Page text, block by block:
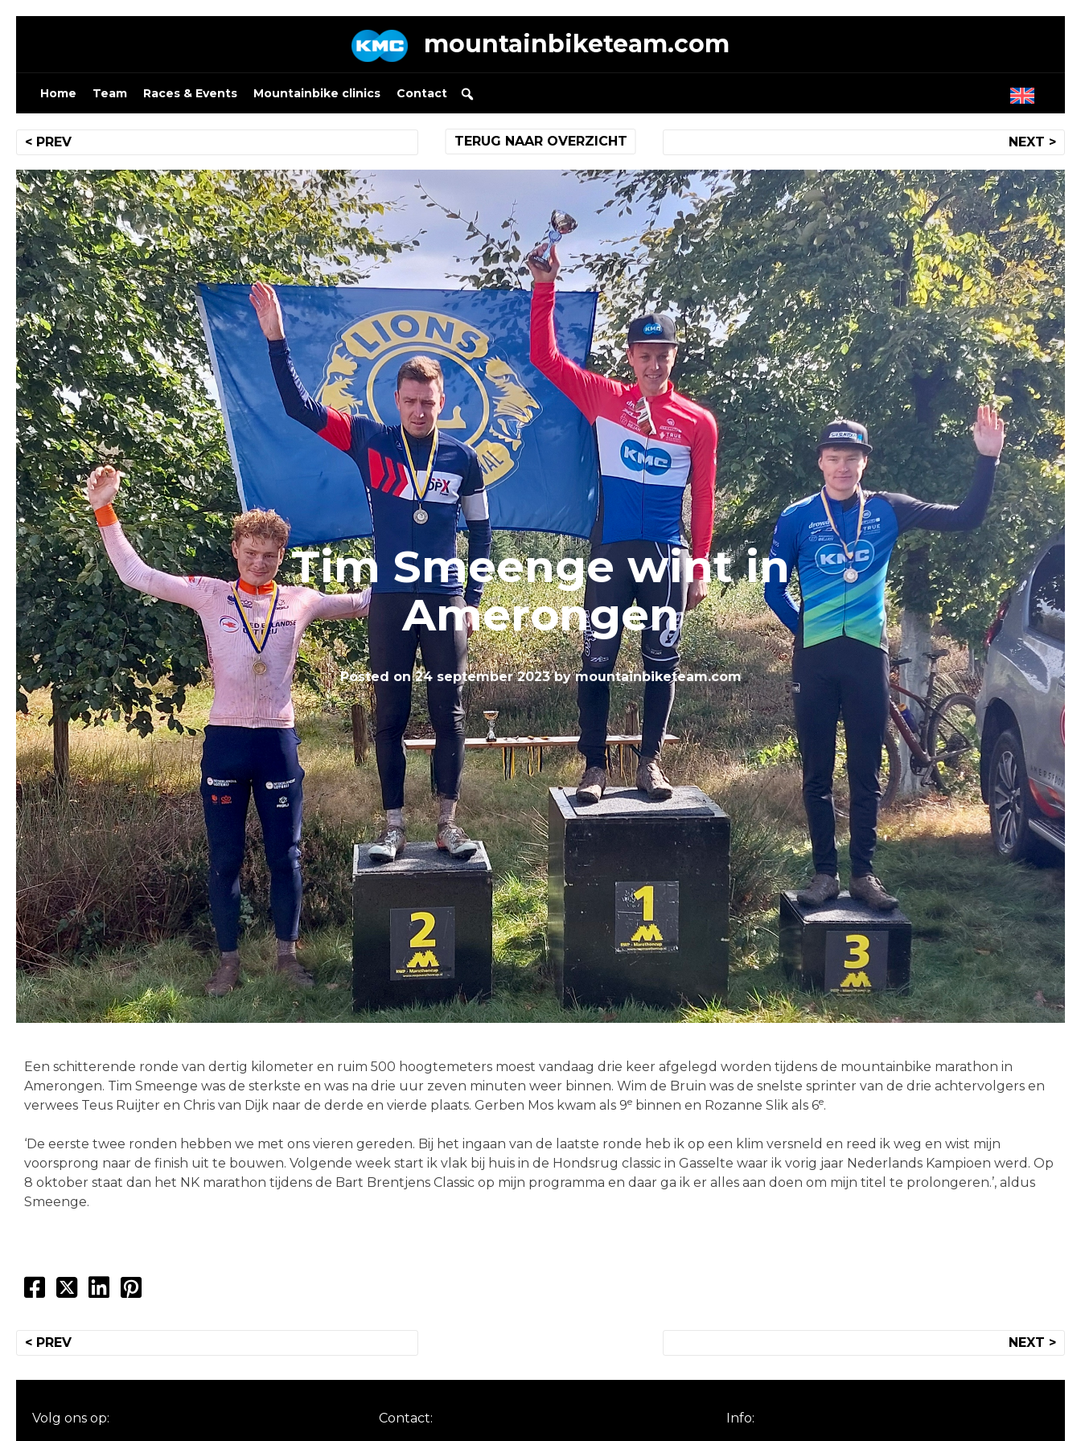
Skip
mountainbiketeam.com
Home Team Races & Events Mountainbike clinics Contact
Bericht
navigatie
< PREV NEXT >
TERUG NAAR OVERZICHT
Tim Smeenge wint in
Amerongen
Posted on24 september 2023bymountainbiketeam.com
Een schitterende ronde van dertig kilometer en ruim 500 hoogtemeters moest vandaag drie keer afgelegd worden tijdens de mountainbike marathon in
Amerongen. Tim Smeenge was de sterkste en was na drie uur zeven minuten weer binnen. Wim de Bruin was de snelste sprinter van de drie achtervolgers en
verwees Teus Ruijter en Chris van Dijk naar de derde en vierde plaats. Gerben Mos kwam als 9e binnen en Rozanne Slik als 6e.
‘De eerste twee ronden hebben we met ons vieren gereden. Bij het ingaan van de laatste ronde heb ik op een klim versneld en reed ik weg en wist mijn
voorsprong naar de finish uit te bouwen. Volgende week start ik vlak bij huis in de Hondsrug classic in Gasselte waar ik vorig jaar Nederlands Kampioen werd. Op
8 oktober staat dan het NK marathon tijdens de Bart Brentjens Classic op mijn programma en daar ga ik er alles aan doen om mijn titel te prolongeren.’, aldus
Smeenge.
Bericht
< PREV NEXT >
Volg ons op: Contact: Info: